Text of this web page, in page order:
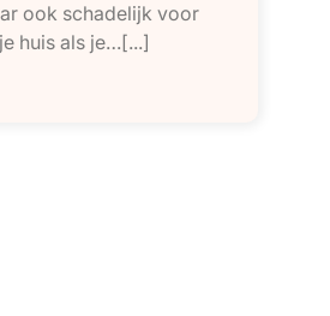
ook schadelijk voor
huis als je…[...]